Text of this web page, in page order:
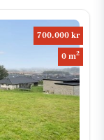
700.000 kr
0 m2